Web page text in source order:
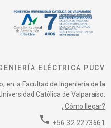
ELÉCTRICA PUCV
en la Facultad de Ingeniería de la
Católica de Valparaíso.
¿Cómo llegar?
phone +56 32 2273661